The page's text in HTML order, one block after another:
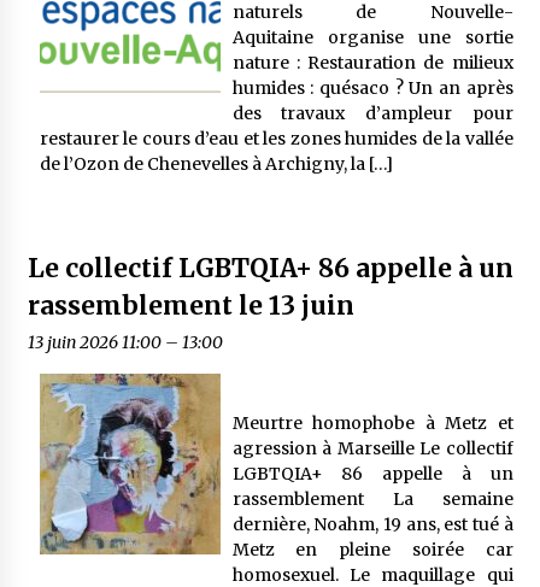
naturels de Nouvelle-
Aquitaine organise une sortie
nature : Restauration de milieux
humides : quésaco ? Un an après
des travaux d’ampleur pour
restaurer le cours d’eau et les zones humides de la vallée
de l’Ozon de Chenevelles à Archigny, la […]
Le collectif LGBTQIA+ 86 appelle à un
rassemblement le 13 juin
13 juin 2026 11:00– 13:00
Meurtre homophobe à Metz et
agression à Marseille Le collectif
LGBTQIA+ 86 appelle à un
rassemblement La semaine
dernière, Noahm, 19 ans, est tué à
Metz en pleine soirée car
homosexuel. Le maquillage qui